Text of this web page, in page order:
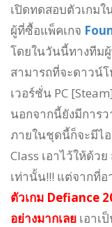
เปิดทดสอบตัวเกมใ
ผู้ที่ซื้อแพ็คเกจ
โดยในวันนี้ทางทีม
สามารถที่จะดาวน์
เวอร์ชั่น PC
นอกจากนี้ยังมีการ
ภายในชุดนี้ก็จะมีไ
Class เอาไว้ให้ด้ว
เท่านั้น!!! แต่จากที่
ตัวเกม Defiance
อย่างมากเลย เอาเ